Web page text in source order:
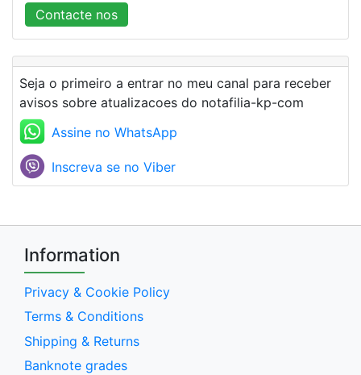
Contacte nos
Seja o primeiro a entrar no meu canal para receber
avisos sobre atualizacoes do notafilia-kp-com
Assine no WhatsApp
Inscreva se no Viber
Information
Privacy & Cookie Policy
Terms & Conditions
Shipping & Returns
Banknote grades